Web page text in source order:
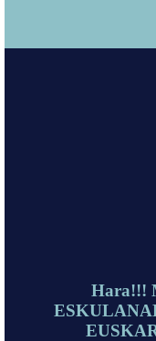
Hara!!!